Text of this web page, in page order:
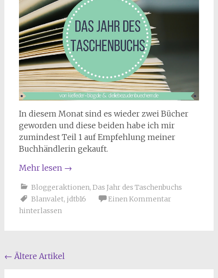
In diesem Monat sind es wieder zwei Bücher
geworden und diese beiden habe ich mir
zumindest Teil 1 auf Empfehlung meiner
Buchhändlerin gekauft.
Mehr lesen →
Bloggeraktionen, Das Jahr des Taschenbuchs
Blanvalet, jdtb16
Einen Kommentar
hinterlassen
Beitragsnavigation
← Ältere Artikel